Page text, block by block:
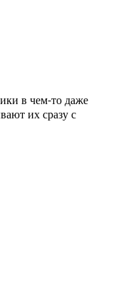
в чем-то даже
их сразу с